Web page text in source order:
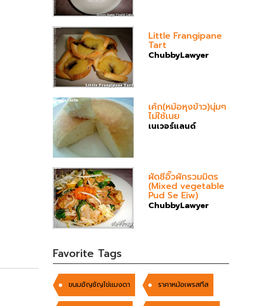
Little Frangipane
Tart
ChubbyLawyer
เค้ก(หม้อหุงข้าว)นุ่มๆ
ไม่ใช้เนย
เนเวอร์แลนด์
ผัดชีอิ๊วผักรวมมิตร
(Mixed vegetable
Pud Se Eiw)
ChubbyLawyer
Favorite Tags
ขนมอัญชัญไข่แมงดา ราคาหม้อเพรสทีส